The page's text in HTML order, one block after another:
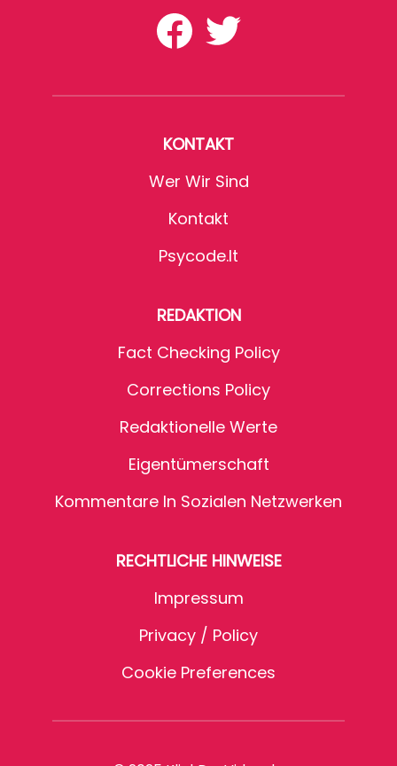
KONTAKT
Wer Wir Sind
Kontakt
Psycode.it
REDAKTION
Fact Checking Policy
Corrections Policy
Redaktionelle Werte
Eigentümerschaft
Kommentare In Sozialen Netzwerken
RECHTLICHE HINWEISE
Impressum
Privacy / Policy
Cookie Preferences